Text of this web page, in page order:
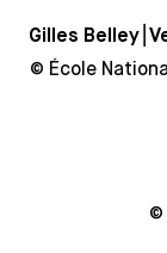
Gilles Belley
© École
©